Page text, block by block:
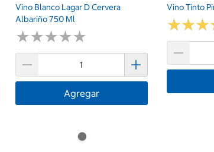
Vino Blanco Lagar D Cervera
Albariño 750 Ml
★★★★★
★★★★★
Agregar
Vino Tinto
★★★
★★★